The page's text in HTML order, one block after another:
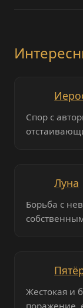
Спор с
Луна
Борьба с
Жестокая и